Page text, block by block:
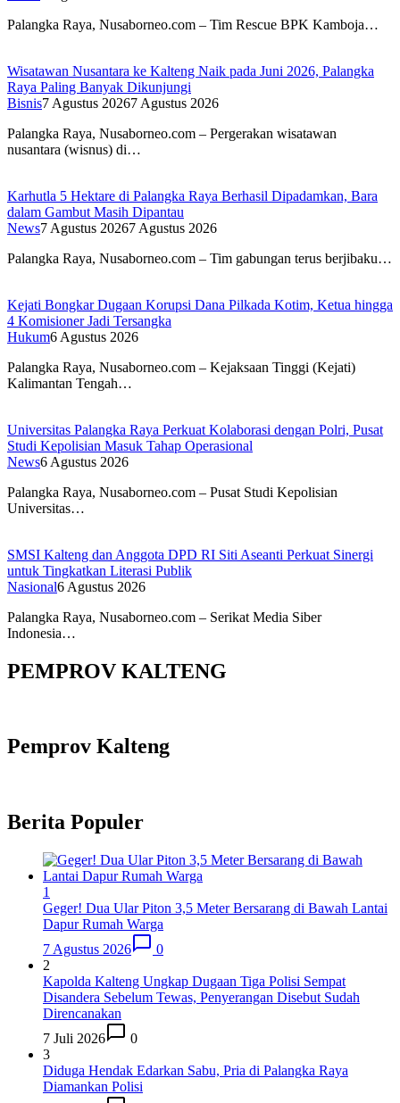
Palangka Raya, Nusaborneo.com – Tim Rescue BPK Kamboja…
Wisatawan Nusantara ke Kalteng Naik pada Juni 2026, Palangka
Raya Paling Banyak Dikunjungi
Bisnis7 Agustus 20267 Agustus 2026
Palangka Raya, Nusaborneo.com – Pergerakan wisatawan
nusantara (wisnus) di…
Karhutla 5 Hektare di Palangka Raya Berhasil Dipadamkan, Bara
dalam Gambut Masih Dipantau
News7 Agustus 20267 Agustus 2026
Palangka Raya, Nusaborneo.com – Tim gabungan terus berjibaku…
Kejati Bongkar Dugaan Korupsi Dana Pilkada Kotim, Ketua hingga
4 Komisioner Jadi Tersangka
Hukum6 Agustus 2026
Palangka Raya, Nusaborneo.com – Kejaksaan Tinggi (Kejati)
Kalimantan Tengah…
Universitas Palangka Raya Perkuat Kolaborasi dengan Polri, Pusat
Studi Kepolisian Masuk Tahap Operasional
News6 Agustus 2026
Palangka Raya, Nusaborneo.com – Pusat Studi Kepolisian
Universitas…
SMSI Kalteng dan Anggota DPD RI Siti Aseanti Perkuat Sinergi
untuk Tingkatkan Literasi Publik
Nasional6 Agustus 2026
Palangka Raya, Nusaborneo.com – Serikat Media Siber
Indonesia…
PEMPROV KALTENG
Pemprov Kalteng
Berita Populer
1
Geger! Dua Ular Piton 3,5 Meter Bersarang di Bawah Lantai
Dapur Rumah Warga
7 Agustus 2026
0
2
Kapolda Kalteng Ungkap Dugaan Tiga Polisi Sempat
Disandera Sebelum Tewas, Penyerangan Disebut Sudah
Direncanakan
7 Juli 2026
0
3
Diduga Hendak Edarkan Sabu, Pria di Palangka Raya
Diamankan Polisi